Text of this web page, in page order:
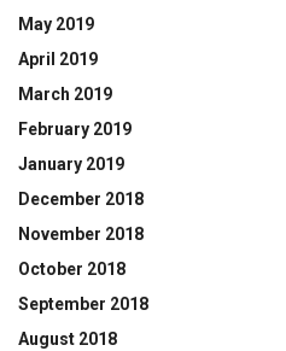
May 2019
April 2019
March 2019
February 2019
January 2019
December 2018
November 2018
October 2018
September 2018
August 2018